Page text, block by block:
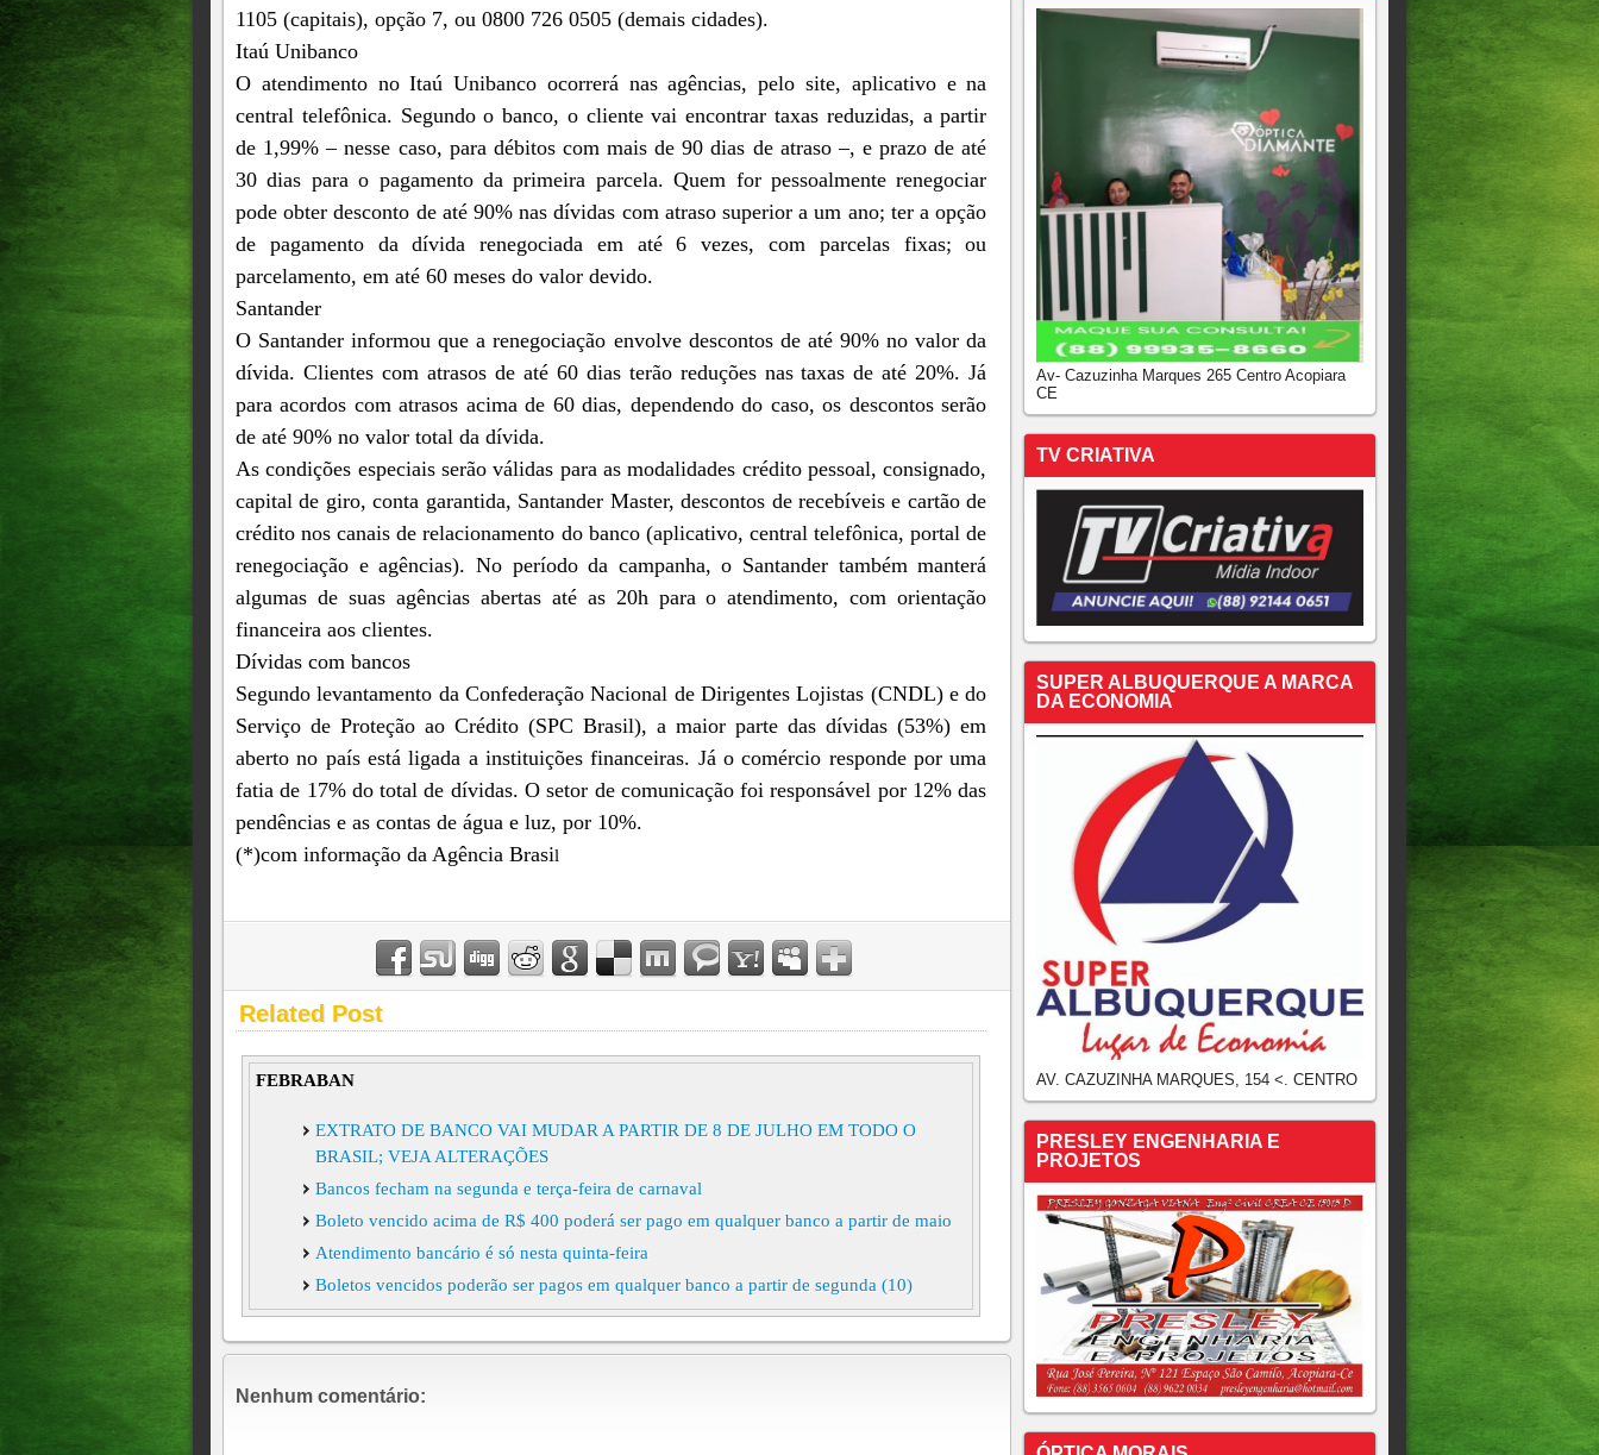
1105 (capitais), opção 7, ou 0800 726 0505 (demais cidades).
Itaú Unibanco
O atendimento no Itaú Unibanco ocorrerá nas agências, pelo site, aplicativo e na
central telefônica. Segundo o banco, o cliente vai encontrar taxas reduzidas, a partir
de 1,99% – nesse caso, para débitos com mais de 90 dias de atraso –, e prazo de até
30 dias para o pagamento da primeira parcela. Quem for pessoalmente renegociar
pode obter desconto de até 90% nas dívidas com atraso superior a um ano; ter a opção
de pagamento da dívida renegociada em até 6 vezes, com parcelas fixas; ou
parcelamento, em até 60 meses do valor devido.
Santander
O Santander informou que a renegociação envolve descontos de até 90% no valor da
dívida. Clientes com atrasos de até 60 dias terão reduções nas taxas de até 20%. Já
para acordos com atrasos acima de 60 dias, dependendo do caso, os descontos serão
de até 90% no valor total da dívida.
As condições especiais serão válidas para as modalidades crédito pessoal, consignado,
capital de giro, conta garantida, Santander Master, descontos de recebíveis e cartão de
crédito nos canais de relacionamento do banco (aplicativo, central telefônica, portal de
renegociação e agências). No período da campanha, o Santander também manterá
algumas de suas agências abertas até as 20h para o atendimento, com orientação
financeira aos clientes.
Dívidas com bancos
Segundo levantamento da Confederação Nacional de Dirigentes Lojistas (CNDL) e do
Serviço de Proteção ao Crédito (SPC Brasil), a maior parte das dívidas (53%) em
aberto no país está ligada a instituições financeiras. Já o comércio responde por uma
fatia de 17% do total de dívidas. O setor de comunicação foi responsável por 12% das
pendências e as contas de água e luz, por 10%.
(*)com informação da Agência Brasil
Related Post
FEBRABAN
EXTRATO DE BANCO VAI MUDAR A PARTIR DE 8 DE JULHO EM TODO O
BRASIL; VEJA ALTERAÇÕES
Bancos fecham na segunda e terça-feira de carnaval
Boleto vencido acima de R$ 400 poderá ser pago em qualquer banco a partir de maio
Atendimento bancário é só nesta quinta-feira
Boletos vencidos poderão ser pagos em qualquer banco a partir de segunda (10)
Bancos passam a aceitar pagamento de boletos vencidos a partir de segunda-feira
Nenhum comentário:
Av- Cazuzinha Marques 265 Centro Acopiara
CE
TV CRIATIVA
SUPER ALBUQUERQUE A MARCA
DA ECONOMIA
AV. CAZUZINHA MARQUES, 154 <. CENTRO
PRESLEY ENGENHARIA E
PROJETOS